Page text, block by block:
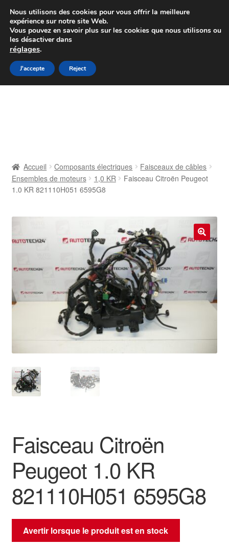
Colissimo livraison à partir de 7 EUR
Du lundi au vendredi de 9 h à 16 h
Aller
à
Aller
au
Contact
Livraison internationale
Paiements
Politique de confidentialité
Procédure de Réclamation
Accueil Composants électriques
Faisceaux de câbles
Ensembles de moteurs
1,0 KR
Faisceau Citroën Peugeot
1.0 KR 821110H051 6595G8
Faisceau Citroën
Peugeot 1.0 KR
821110H051 6595G8
Avertir lorsque le produit est en stock
Nous utilisons des cookies pour vous offrir la meilleure
expérience sur notre site Web.
Vous pouvez en savoir plus sur les cookies que nous utilisons ou
les désactiver dans
réglages.
J'accepte Reject